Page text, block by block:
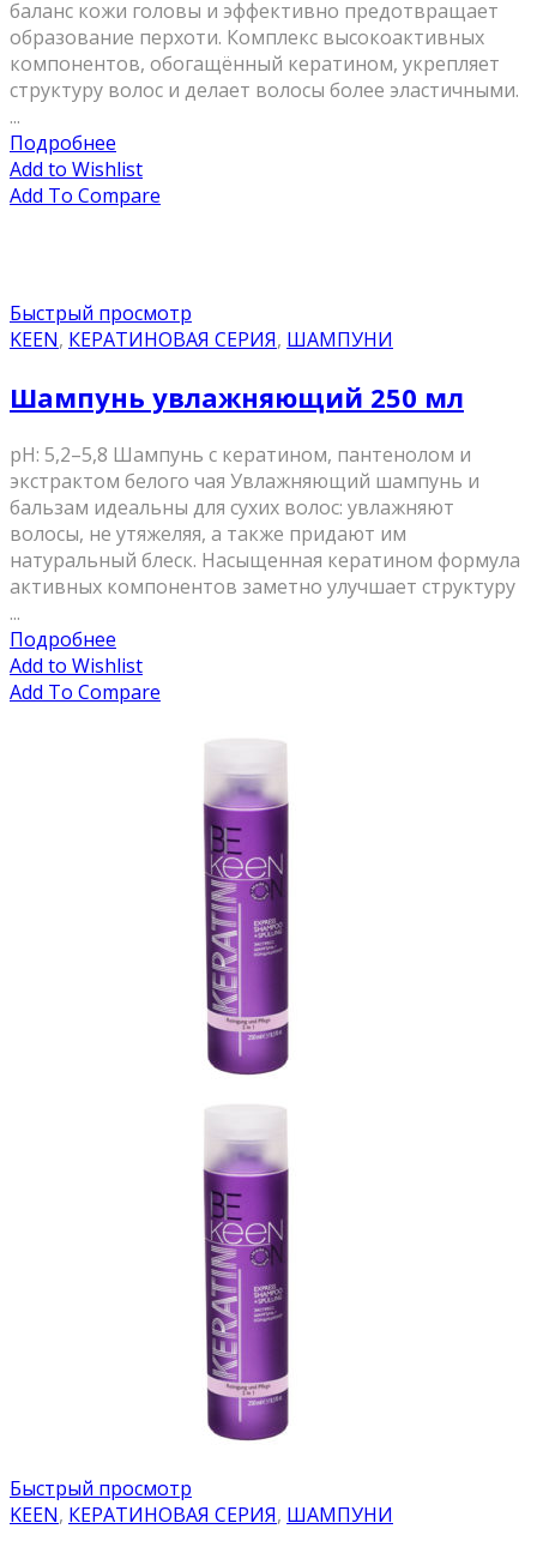
баланс кожи головы и эффективно предотвращает
образование перхоти. Комплекс высокоактивных
компонентов, обогащённый кератином, укрепляет
структуру волос и делает волосы более эластичными.
...
Подробнее
Add to Wishlist
Add To Compare
Быстрый просмотр
KEEN, КЕРАТИНОВАЯ СЕРИЯ, ШАМПУНИ
Шампунь увлажняющий 250 мл
pH: 5,2–5,8 Шампунь с кератином, пантенолом и
экстрактом белого чая Увлажняющий шампунь и
бальзам идеальны для сухих волос: увлажняют
волосы, не утяжеляя, а также придают им
натуральный блеск. Насыщенная кератином формула
активных компонентов заметно улучшает структуру
...
Подробнее
Add to Wishlist
Add To Compare
Быстрый просмотр
KEEN, КЕРАТИНОВАЯ СЕРИЯ, ШАМПУНИ